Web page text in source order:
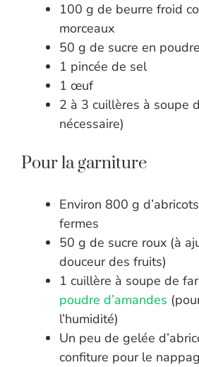
100 g de beurre froid
morceaux
50 g de sucre en poudre
1 pincée de sel
1 œuf
2 à 3 cuillères à soupe
nécessaire)
Pour la garniture
Environ 800 g
fermes
50 g de sucre roux (à
douceur des fruits)
1 cuillère à soupe de
poudre d’amandes
l’humidité)
Un peu de gelée
confiture pour le